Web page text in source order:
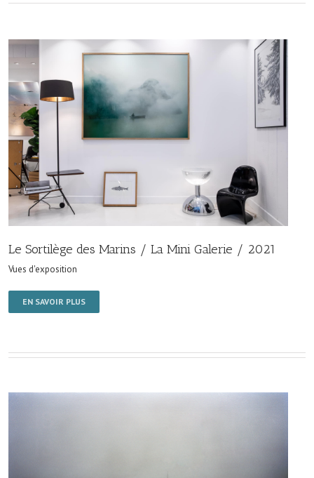
Le Sortilège des Marins / La Mini Galerie / 2021
Vues d'exposition
EN SAVOIR PLUS